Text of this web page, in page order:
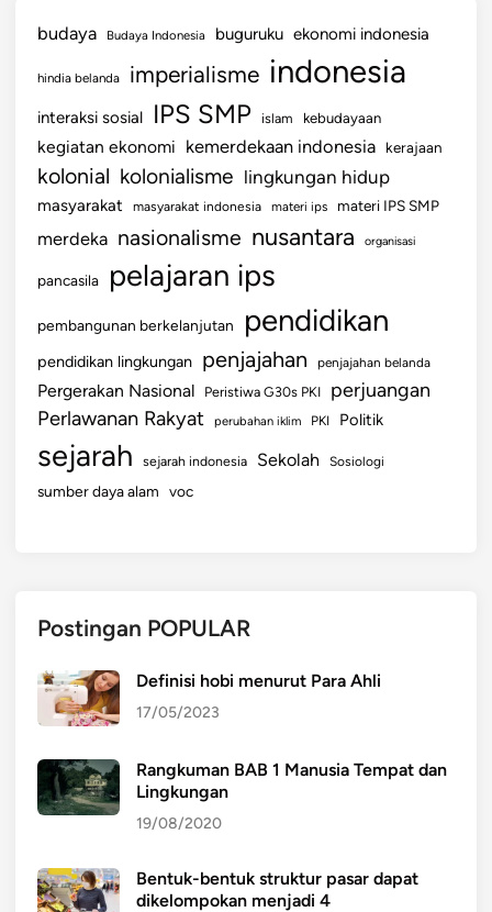
budaya Budaya Indonesia buguruku ekonomi indonesia
hindia belanda imperialisme indonesia
interaksi sosial IPS SMP islam kebudayaan
kegiatan ekonomi kemerdekaan indonesia kerajaan
kolonial kolonialisme lingkungan hidup
masyarakat masyarakat indonesia materi ips materi IPS SMP
merdeka nasionalisme nusantara organisasi
pancasila pelajaran ips
pembangunan berkelanjutan pendidikan
pendidikan lingkungan penjajahan penjajahan belanda
Pergerakan Nasional Peristiwa G30s PKI perjuangan
Perlawanan Rakyat perubahan iklim PKI Politik
sejarah sejarah indonesia Sekolah Sosiologi
sumber daya alam voc
Postingan POPULAR
Definisi hobi menurut Para Ahli
17/05/2023
Rangkuman BAB 1 Manusia Tempat dan
Lingkungan
19/08/2020
Bentuk-bentuk struktur pasar dapat
dikelompokan menjadi 4